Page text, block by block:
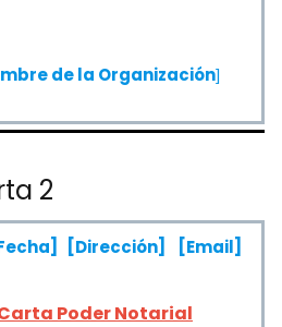
de la Organización]
2
[Dirección] [Email]
Poder Notarial